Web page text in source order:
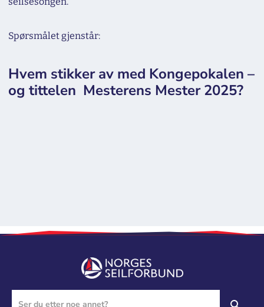
Spørsmålet gjenstår:
Hvem stikker av med Kongepokalen –
og tittelen Mesterens Mester 2025?